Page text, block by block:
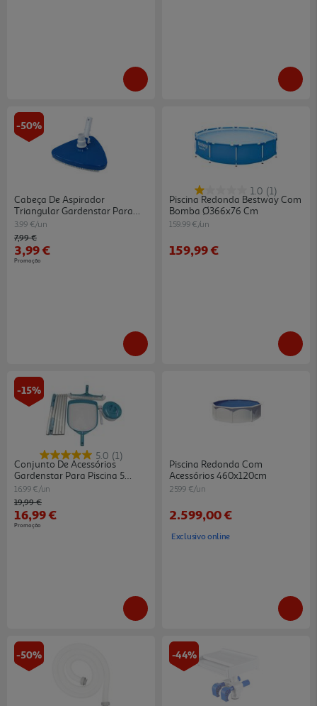
-50%
Cabeça De Aspirador
Triangular Gardenstar Para
Piscina
3.99 €/un
Price reduced from
7,99 €to
3,99 €
Promoção
1.0 (1)
Piscina Redonda Bestway Com
Bomba Ø366x76 Cm
159.99 €/un
159,99 €
-15%
5.0 (1)
Conjunto De Acessórios
Gardenstar Para Piscina 5
Peças
16.99 €/un
Price reduced from
19,99 €to
16,99 €
Promoção
Piscina Redonda Com
Acessórios 460x120cm
2599 €/un
2.599,00 €
Exclusivo online
-50% -44%